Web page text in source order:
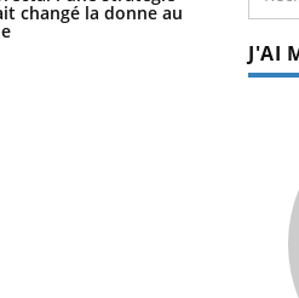
changé la donne au que
J'AI